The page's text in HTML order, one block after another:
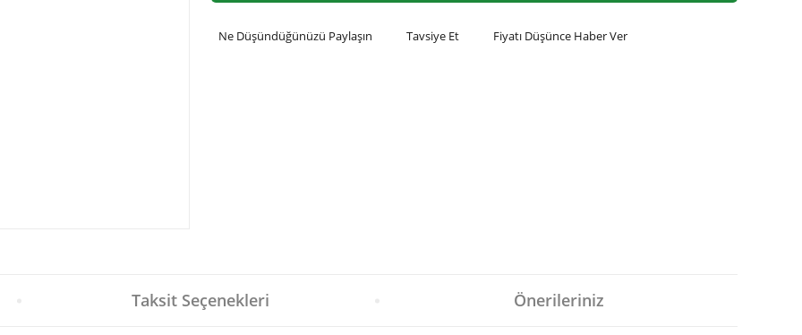
Ne Düşündüğünüzü Paylaşın Tavsiye Et Fiyatı Düşünce Haber Ver
Taksit Seçenekleri Önerileriniz